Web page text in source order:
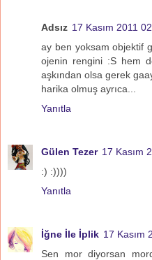
Adsız 17 Kasım 2011
ay ben yoksam objektif
ojenin rengini :S hem
aşkından olsa gerek
harika olmuş ayrıca...
Yanıtla
Gülen Tezer 17 Kasım
:) :))))
Yanıtla
İğne İle İplik 17 Kasım
Sen mor diyorsan